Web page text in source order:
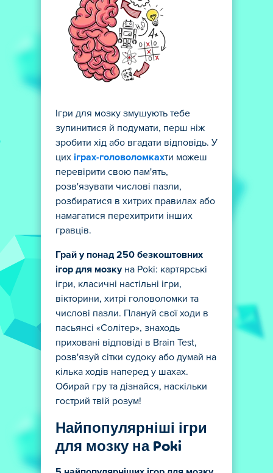
Ігри для мозку змушують тебе
зупинитися й подумати, перш ніж
зробити хід або вгадати відповідь. У
цих іграх-головоломкахти можеш
перевірити свою пам'ять,
розв'язувати числові пазли,
розбиратися в хитрих правилах або
намагатися перехитрити інших
гравців.
Грай у понад 250 безкоштовних
ігор для мозкуна Poki: картярські
ігри, класичні настільні ігри,
вікторини, хитрі головоломки та
числові пазли. Плануй свої ходи в
пасьянсі «Солітер», знаходь
приховані відповіді в Brain Test,
розв'язуй сітки судоку або думай на
кілька ходів наперед у шахах.
Обирай гру та дізнайся, наскільки
гострий твій розум!
Найпопулярніші ігри
для мозку на Poki